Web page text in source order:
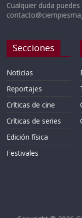
Cualquier duda
Secciones
Noticias
Reportajes
Críticas de cine
Críticas de series
Edición física
Festivales